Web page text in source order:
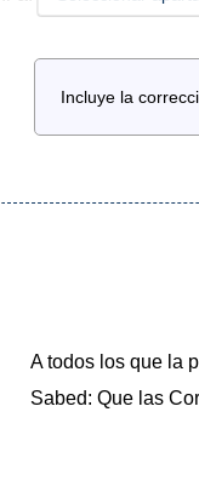
Incluye la
A todos los que la
Sabed: Que las